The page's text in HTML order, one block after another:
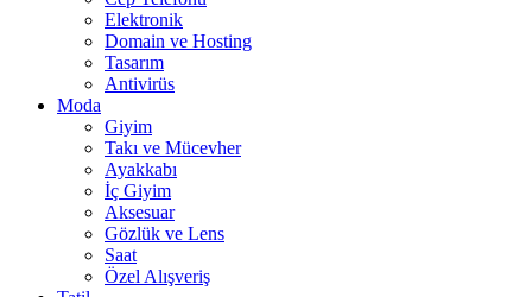
Elektronik
Domain ve Hosting
Tasarım
Antivirüs
Moda
Giyim
Takı ve Mücevher
Ayakkabı
İç Giyim
Aksesuar
Gözlük ve Lens
Saat
Özel Alışveriş